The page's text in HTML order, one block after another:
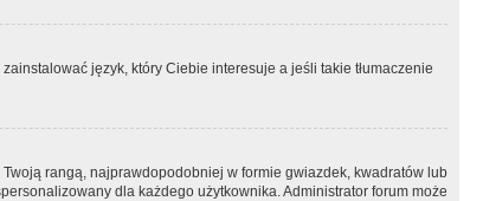
język, który Ciebie interesuje a jeśli takie tłumaczenie
rangą, najprawdopodobniej w formie gwiazdek, kwadratów lub
dla każdego użytkownika. Administrator forum może